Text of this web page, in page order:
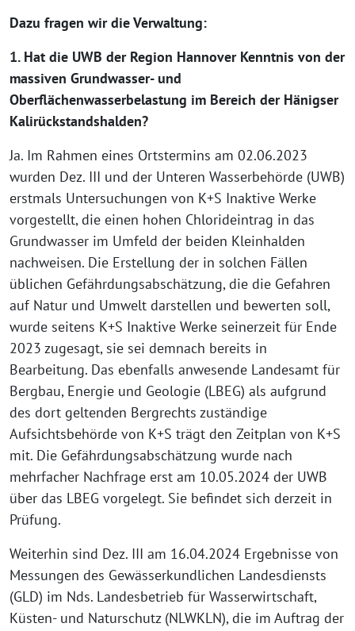
Dazu fragen wir die Verwaltung:
1. Hat die UWB der Region Hannover Kenntnis von der
massiven Grundwasser- und
Oberflächenwasserbelastung im Bereich der Hänigser
Kalirückstandshalden?
Ja. Im Rahmen eines Ortstermins am 02.06.2023
wurden Dez. III und der Unteren Wasserbehörde (UWB)
erstmals Untersuchungen von K+S Inaktive Werke
vorgestellt, die einen hohen Chlorideintrag in das
Grundwasser im Umfeld der beiden Kleinhalden
nachweisen. Die Erstellung der in solchen Fällen
üblichen Gefährdungsabschätzung, die die Gefahren
auf Natur und Umwelt darstellen und bewerten soll,
wurde seitens K+S Inaktive Werke seinerzeit für Ende
2023 zugesagt, sie sei demnach bereits in
Bearbeitung. Das ebenfalls anwesende Landesamt für
Bergbau, Energie und Geologie (LBEG) als aufgrund
des dort geltenden Bergrechts zuständige
Aufsichtsbehörde von K+S trägt den Zeitplan von K+S
mit. Die Gefährdungsabschätzung wurde nach
mehrfacher Nachfrage erst am 10.05.2024 der UWB
über das LBEG vorgelegt. Sie befindet sich derzeit in
Prüfung.
Weiterhin sind Dez. III am 16.04.2024 Ergebnisse von
Messungen des Gewässerkundlichen Landesdiensts
(GLD) im Nds. Landesbetrieb für Wasserwirtschaft,
Küsten- und Naturschutz (NLWKLN), die im Auftrag der